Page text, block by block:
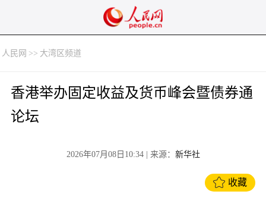
人民网 >> 大湾区频道
香港举办固定收益及货币峰会暨债券通
论坛
2026年07月08日10:34| 来源： 新华社
收藏